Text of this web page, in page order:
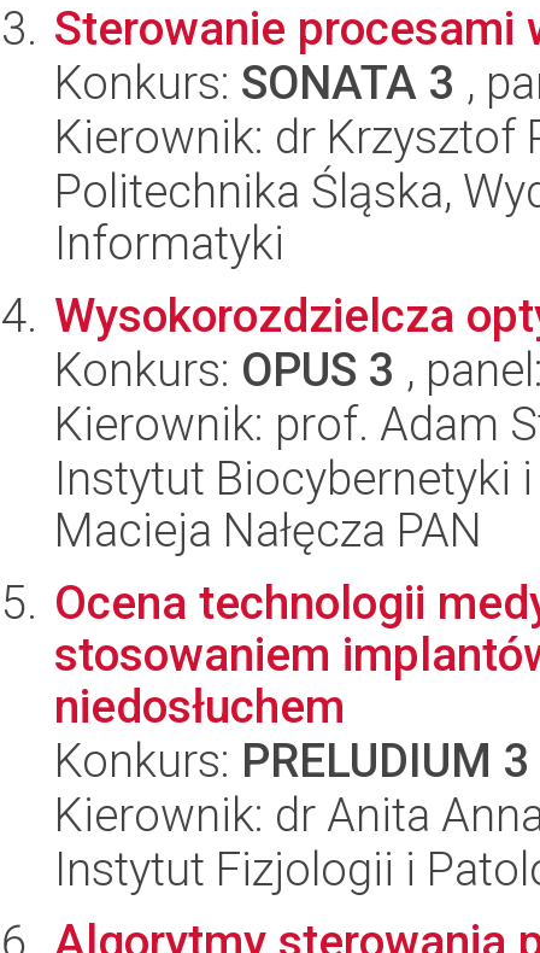
Sterowanie
Konkurs: SONATA 3 ,
Kierownik: dr Krzysztof
Politechnika Śląska,
Informatyki
Wysokorozdzielcza
Konkurs: OPUS 3 ,
Kierownik: prof. Adam
Instytut Biocybernetyki
Macieja Nałęcza PAN
Ocena technologii
stosowaniem
niedosłuchem
Konkurs: PRELUDIUM 3
Kierownik: dr Anita
Instytut Fizjologii i
Algorytmy sterowania